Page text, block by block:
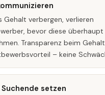
Gehalt verbergen, verlieren
bevor diese überhaupt
Transparenz beim
– keine
setzen